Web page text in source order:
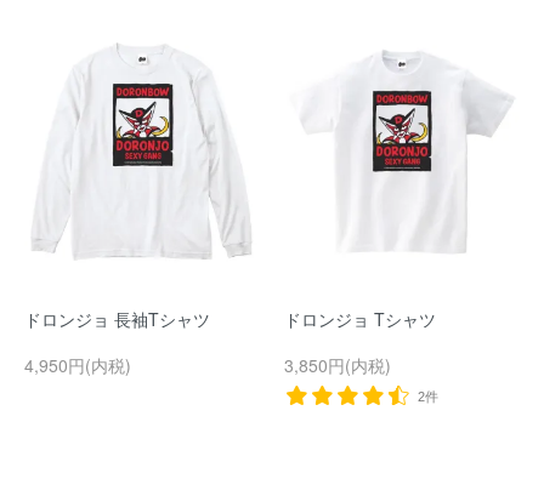
ドロンジョ 長袖Tシャツ
4,950円(内税)
ドロンジョ Tシャツ
3,850円(内税)
2件